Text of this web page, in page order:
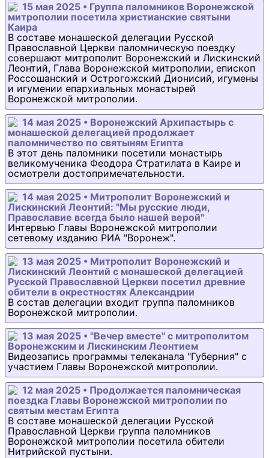
15 мая 2025 • Группа паломников Воронежской
митрополии посетила христианские святыни
Каира
В составе монашеской делегации Русской
Православной Церкви паломническую поездку
совершают митрополит Воронежский и Лискинский
Леонтий, Глава Воронежской митрополии, епископ
Россошанский и Острогожский Дионисий, игумены
и игумении епархиальных монастырей
Воронежской митрополии.
14 мая 2025 • Воронежский Архипастырь с
монашеской делегацией продолжает
паломничество по святыням Египта
В этот день паломники посетили монастырь
великомученика Феодора Стратилата в Каире и
осмотрели достопримечательности.
14 мая 2025 • Митрополит Воронежский и
Лискинский Леонтий: "Мы русские люди,
Православие всегда было нашей верой"
Интервью Главы Воронежской митрополии
сетевому изданию РИА "Воронеж".
13 мая 2025 • Митрополит Воронежский и
Лискинский Леонтий с монашеской делегацией
Русской Православной Церкви посетил древние
обители в окрестностях Александрии
В состав делегации входит группа паломников
Воронежской митрополии.
13 мая 2025 • "Вечер вместе" с митрополитом
Воронежским и Лискинским Леонтием
Видеозапись программы телеканала "Губерния" с
участием Главы Воронежской митрополии.
12 мая 2025 • Продолжается паломническая
поездка Главы Воронежской митрополии по
святым местам Египта
В составе монашеской делегации Русской
Православной Церкви группа паломников
Воронежской митрополии посетила обители
Нитрийской пустыни.